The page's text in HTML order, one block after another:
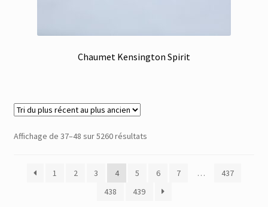
Chaumet Kensington Spirit
Affichage de 37–48 sur 5260 résultatsTrié
récent
1 2 3 4 5 6 7 …
437
438
439